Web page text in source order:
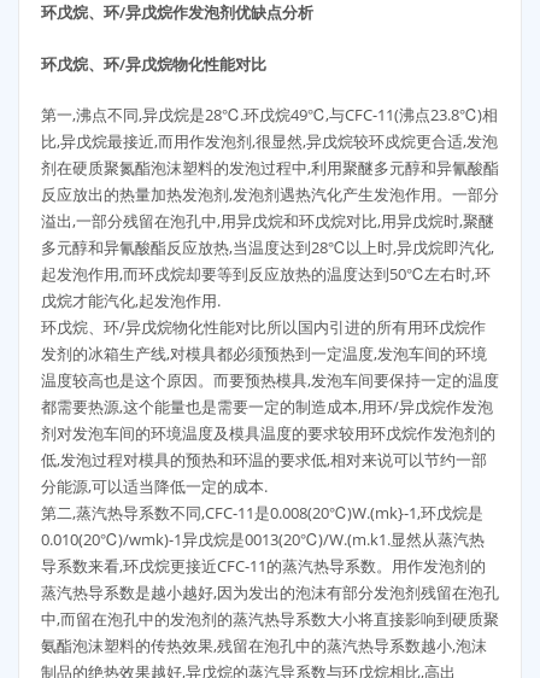
环戊烷、环/异戊烷作发泡剂优缺点分析
环戊烷、环/异戊烷物化性能对比
第一,沸点不同,异戊烷是28℃.环戊烷49℃,与CFC-11(沸点23.8℃)相
比,异戊烷最接近,而用作发泡剂,很显然,异戊烷较环戍烷更合适,发泡
剂在硬质聚氮酯泡沫塑料的发泡过程中,利用聚醚多元醇和异氰酸酯
反应放出的热量加热发泡剂,发泡剂遇热汽化产生发泡作用。一部分
溢出,一部分残留在泡孔中,用异戊烷和环戊烷对比,用异戊烷时,聚醚
多元醇和异氰酸酯反应放热,当温度达到28℃以上时,异戊烷即汽化,
起发泡作用,而环戌烷却要等到反应放热的温度达到50℃左右时,环
戊烷才能汽化,起发泡作用.
环戊烷、环/异戊烷物化性能对比所以国内引进的所有用环戊烷作
发剂的冰箱生产线,对模具都必须预热到一定温度,发泡车间的环境
温度较高也是这个原因。而要预热模具,发泡车间要保持一定的温度
都需要热源,这个能量也是需要一定的制造成本,用环/异戊烷作发泡
剂对发泡车间的环境温度及模具温度的要求较用环戊烷作发泡剂的
低,发泡过程对模具的预热和环温的要求低,相对来说可以节约一部
分能源,可以适当降低一定的成本.
第二,蒸汽热导系数不同,CFC-11是0.008(20℃)W.(mk}-1,环戊烷是
0.010(20℃)/wmk)-1异戊烷是0013(20℃)/W.(m.k1.显然从蒸汽热
导系数来看,环戊烷更接近CFC-11的蒸汽热导系数。用作发泡剂的
蒸汽热导系数是越小越好,因为发出的泡沫有部分发泡剂残留在泡孔
中,而留在泡孔中的发泡剂的蒸汽热导系数大小将直接影响到硬质聚
氨酯泡沫塑料的传热效果,残留在泡孔中的蒸汽热导系数越小,泡沫
制品的绝热效果越好,异戊烷的蒸汽导系数与环戊烷相比,高出